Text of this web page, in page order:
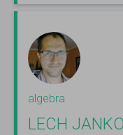
algebra
LECH